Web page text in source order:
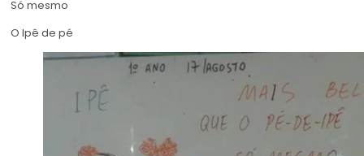
Só mesmo
O Ipê de pé